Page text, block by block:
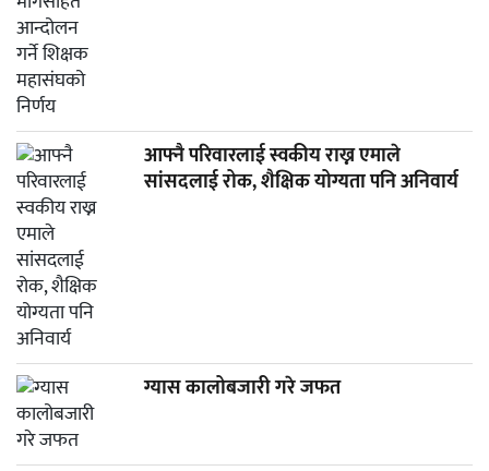
आफ्नै परिवारलाई स्वकीय राख्न एमाले
सांसदलाई रोक, शैक्षिक योग्यता पनि अनिवार्य
ग्यास कालोबजारी गरे जफत